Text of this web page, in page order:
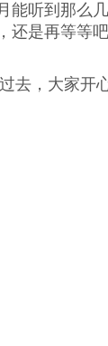
能听到那么
还是再等等
去，大家开